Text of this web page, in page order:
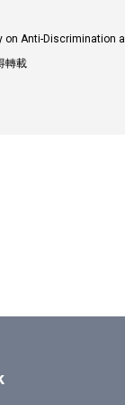
on Anti-Discrimination
轉載